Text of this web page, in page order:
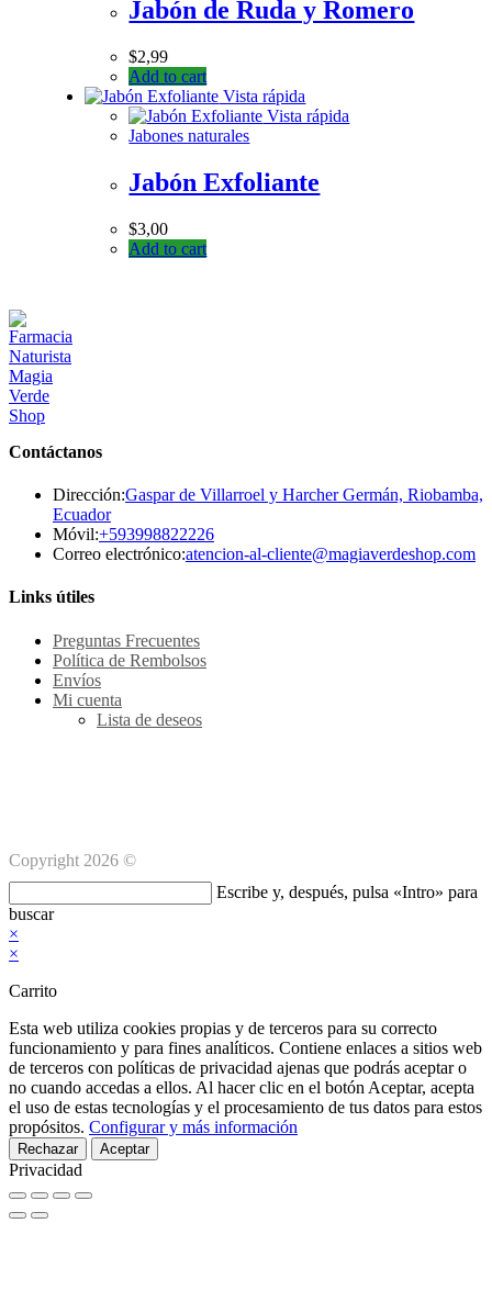
Jabón de Ruda y Romero
$2,99
Add to cart
Vista rápida
Vista rápida
Jabones naturales
Jabón Exfoliante
$3,00
Add to cart
Contáctanos
Dirección:Gaspar de Villarroel y Harcher Germán, Riobamba,
Ecuador
Móvil:+593998822226Se
abre
Correo electrónico:atencion-al-cliente@magiaverdeshop.comSe
Links útiles
Preguntas Frecuentes
Política de Rembolsos
Envíos
Mi cuenta
Lista de deseos
Copyright 2026 ©
en
esta
web
Escribe y, después, pulsa «Intro» para
buscar
×
×
Carrito
Esta web utiliza cookies propias y de terceros para su correcto
funcionamiento y para fines analíticos. Contiene enlaces a sitios web
de terceros con políticas de privacidad ajenas que podrás aceptar o
no cuando accedas a ellos. Al hacer clic en el botón Aceptar, acepta
el uso de estas tecnologías y el procesamiento de tus datos para estos
propósitos. Configurar y más información
Rechazar Aceptar
Privacidad